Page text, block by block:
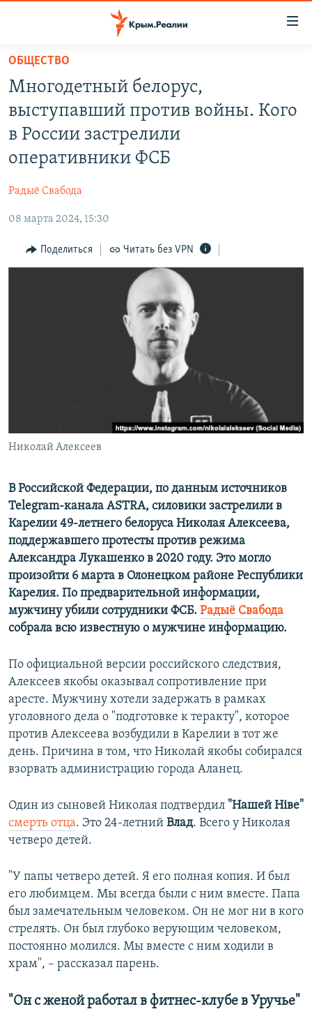
Вернуться
основному
содержанию
Вернутся
главной
Вернутся
СПЕЦПРОЕКТЫ
ГРУЗ 200
КАРТА ВОЕННЫХ ОБЪЕКТОВ КРЫМА
ВОДА
ИНФОГРАФИКА
ТЕЛЕПРОЕКТ КРЫМ.РЕАЛИИ
СОВЕТЫ ПРАВОЗАЩИТНИКОВ
ПОБЕДИТЕЛЕЙ НЕ СУДЯТ?
УКРАИНСКАЯ ПРОБЛЕМА КРЫМА
РАДІО СВОБОДА
КАК ОБОЙТИ БЛОКИРОВКУ
Все сайты RFE/RL
ОБЩЕСТВО
Многодетный белорус,
выступавший против войны. Кого
в России застрелили
оперативники ФСБ
Радыё Свабода
08 марта 2024, 15:30
Поделиться Читать без VPN
Николай Алексеев
В Российской Федерации, по данным источников
Telegram-канала ASTRA, силовики застрелили в
Карелии 49-летнего белоруса Николая Алексеева,
поддержавшего протесты против режима
Александра Лукашенко в 2020 году. Это могло
произойти 6 марта в Олонецком районе Республики
Карелия. По предварительной информации,
мужчину убили сотрудники ФСБ. Радыё Свабода
собрала всю известную о мужчине информацию.
По официальной версии российского следствия,
Алексеев якобы оказывал сопротивление при
аресте. Мужчину хотели задержать в рамках
уголовного дела о "подготовке к теракту", которое
против Алексеева возбудили в Карелии в тот же
день. Причина в том, что Николай якобы собирался
взорвать администрацию города Аланец.
Один из сыновей Николая подтвердил "Нашей Ніве"
смерть отца. Это 24-летний Влад. Всего у Николая
четверо детей.
"У папы четверо детей. Я его полная копия. И был
его любимцем. Мы всегда были с ним вместе. Папа
был замечательным человеком. Он не мог ни в кого
стрелять. Он был глубоко верующим человеком,
постоянно молился. Мы вместе с ним ходили в
храм", – рассказал парень.
"Он с женой работал в фитнес-клубе в Уручье"